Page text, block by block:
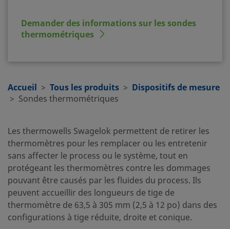
Demander des informations sur les sondes
thermométriques
Accueil Tous les produits
Dispositifs de mesure
Sondes thermométriques
Les thermowells Swagelok permettent de retirer les
thermomètres pour les remplacer ou les entretenir
sans affecter le process ou le système, tout en
protégeant les thermomètres contre les dommages
pouvant être causés par les fluides du process. Ils
peuvent accueillir des longueurs de tige de
thermomètre de 63,5 à 305 mm (2,5 à 12 po) dans des
configurations à tige réduite, droite et conique.